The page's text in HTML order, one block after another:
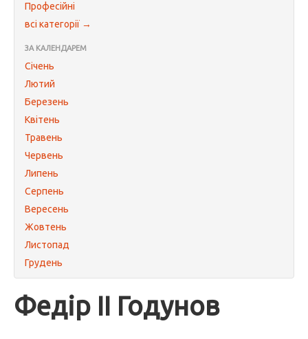
Професійні
всі категорії →
ЗА КАЛЕНДАРЕМ
Січень
Лютий
Березень
Квітень
Травень
Червень
Липень
Серпень
Вересень
Жовтень
Листопад
Грудень
Федір II Годунов